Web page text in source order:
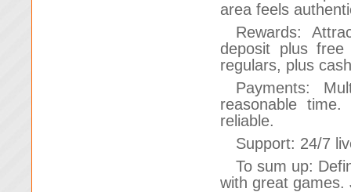
area feels
Rewards:
deposit plus
regulars, plus
Payments:
reasonable
reliable.
Support: 24/7
To sum up:
with great games.